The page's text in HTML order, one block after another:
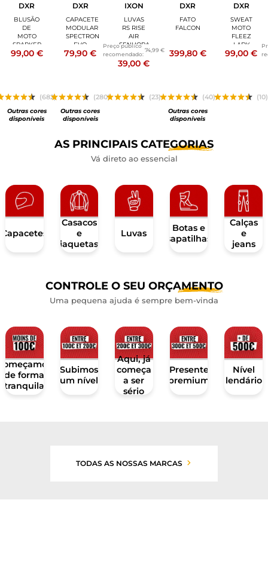
DXR
BLUSÃO
DE
MOTO
SPARKER
99,00 €
(682)
Outras cores
disponíveis
DXR
CAPACETE
MODULAR
SPECTRON
EVO
79,90 €
(280)
Outras cores
disponíveis
IXON
LUVAS
RS RISE
AIR
SENHORA
Preço público
recomendado:
74,99 €
39,00 €
(23)
DXR
FATO
FALCON
399,80 €
(40)
Outras cores
disponíveis
DXR
SWEAT
MOTO
FLEEZ
LADY
99,00 €
(10)
AS PRINCIPAIS CATEGORIAS
Vá direto ao essencial
Capacetes
Casacos
e
jaquetas
Luvas
Botas e
sapatilhas
Calças
e
jeans
CONTROLE O SEU ORÇAMENTO
Uma pequena ajuda é sempre bem-vinda
de forma
tranquila
Subimos
um nível
Aqui, já
começa
a ser
sério
Presente
premium
Nível
lendário
TODAS AS NOSSAS MARCAS